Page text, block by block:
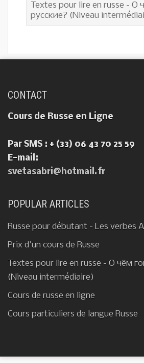
Textes pour lire en russe - О
русские? (Niveau
CONTACT
Cours de Russe en Ligne
Par SMS : + (33) 06 43 70 25 59
E-mail:
svetasabri@hotmail.fr
POPULAR ARTICLES
Russe pour débutant - Les verbes
Prix d'un cours de Russe
Textes pour lire en russe - О чём
(Niveau intermédiaire)
Cours de russe en ligne
Cours particuliers de langue Russe